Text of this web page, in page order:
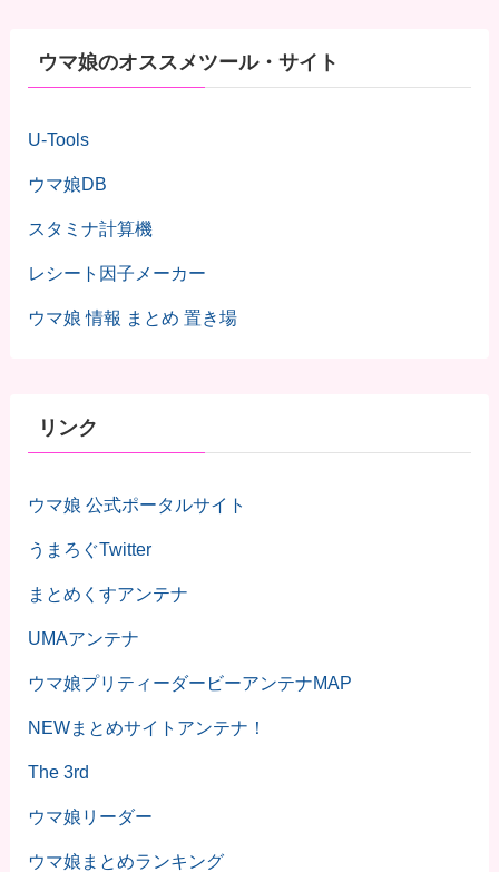
ウマ娘のオススメツール・サイト
U-Tools
ウマ娘DB
スタミナ計算機
レシート因子メーカー
ウマ娘 情報 まとめ 置き場
リンク
ウマ娘 公式ポータルサイト
うまろぐTwitter
まとめくすアンテナ
UMAアンテナ
ウマ娘プリティーダービーアンテナMAP
NEWまとめサイトアンテナ！
The 3rd
ウマ娘リーダー
ウマ娘まとめランキング